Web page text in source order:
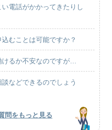
電話がかかってきたりし
むことは可能ですか？
るか不安なのですが…
などできるのでしょう
問をもっと見る